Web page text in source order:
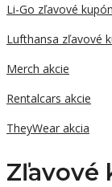
Li-Go zľavové
Lufthansa zľavové
Merch akcie
Rentalcars akcie
TheyWear akcia
Zľavové